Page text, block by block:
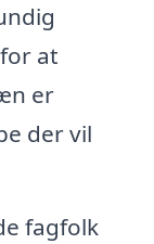
at
er
der vil
fagfolk